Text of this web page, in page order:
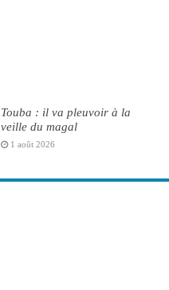
Touba : il va pleuvoir à la
veille du magal
1 août 2026